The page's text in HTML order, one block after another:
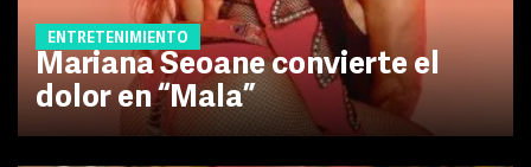
ENTRETENIMIENTO
Mariana Seoane convierte el
dolor en “Mala”